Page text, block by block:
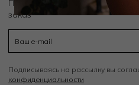
Подпишитесь на рассылку и
заказ
Подписываясь на рассылку вы
конфиденциальности